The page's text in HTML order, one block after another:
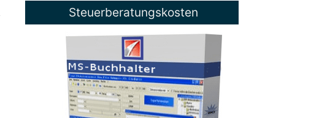
Steuerberatungskosten